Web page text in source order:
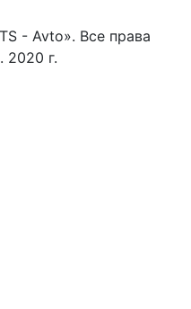
- Avto». Все права
г.